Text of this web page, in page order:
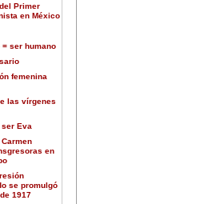
Primer
en México
= ser humano
femenina
las vírgenes
ser Eva
en
se promulgó
1917